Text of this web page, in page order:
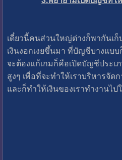
เดี๋ยวนี้คนส่วนใหญ่ต่างก็พากันเ
เงินงอกเงยขึ้นมา ที่บัญชีบางแบบ
จะต้องแก้เกมก็คือเปิดบัญชีประเ
สูงๆ เพื่อที่จะทำให้เราบริหารจัด
และก็ทำให้เงินของเราทำงานไป